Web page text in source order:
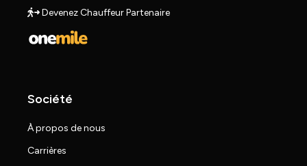
Devenez Chauffeur Partenaire
Société
À propos de nous
Carrières